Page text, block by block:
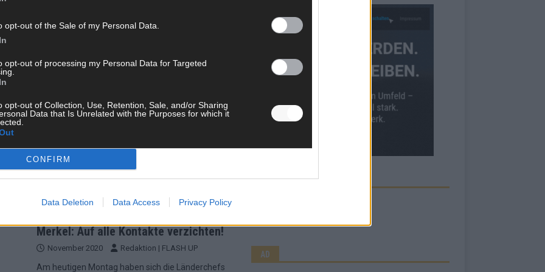
opt-out of the Sale of my Personal Data.
opt-out of processing my Personal Data for Targeted
opt-out of Collection, Use, Retention, Sale, and/or Sharing
Data that Is Unrelated with the Purposes for which it
CONFIRM
Data Deletion Data Access Privacy Policy
stattfindet, ist gut“
Bundeskanzlerin Merkel hat nach der
Pandemie erneut an die Bürgerinnen und Bürger
appelliert: „Jeder Kontakt, der nicht stattfindet, ist
Merkel: Auf alle Kontakte verzichten!
November 2020 Redaktion | FLASH UP
Am heutigen Montag haben sich die Länderchefs
CHECK UNS AUF FACEBOOK
AD